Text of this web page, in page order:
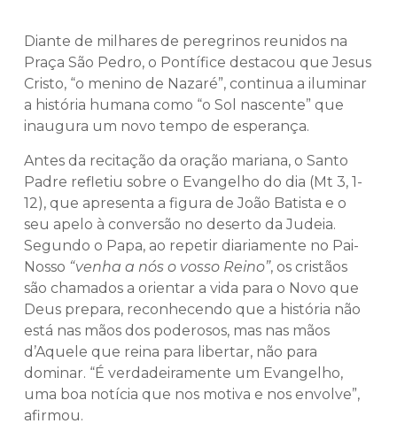
Diante de milhares de peregrinos reunidos na
Praça São Pedro, o Pontífice destacou que Jesus
Cristo, “o menino de Nazaré”, continua a iluminar
a história humana como “o Sol nascente” que
inaugura um novo tempo de esperança.
Antes da recitação da oração mariana, o Santo
Padre refletiu sobre o Evangelho do dia (Mt 3, 1-
12), que apresenta a figura de João Batista e o
seu apelo à conversão no deserto da Judeia.
Segundo o Papa, ao repetir diariamente no Pai-
Nosso “venha a nós o vosso Reino”, os cristãos
são chamados a orientar a vida para o Novo que
Deus prepara, reconhecendo que a história não
está nas mãos dos poderosos, mas nas mãos
d’Aquele que reina para libertar, não para
dominar. “É verdadeiramente um Evangelho,
uma boa notícia que nos motiva e nos envolve”,
afirmou.